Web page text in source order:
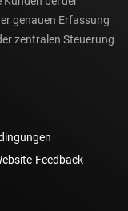
genauen Erfassung
zentralen Steuerung
Feedback